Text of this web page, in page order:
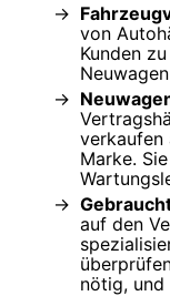
von
Kunden
verkaufen
Marke.
auf den
nötig, und